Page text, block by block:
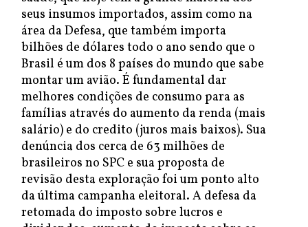
seus insumos importados, assim como na
área da Defesa, que também importa
bilhões de dólares todo o ano sendo que o
Brasil é um dos 8 países do mundo que sabe
montar um avião. É fundamental dar
melhores condições de consumo para as
famílias através do aumento da renda (mais
salário) e do credito (juros mais baixos). Sua
denúncia dos cerca de 63 milhões de
brasileiros no SPC e sua proposta de
revisão desta exploração foi um ponto alto
da última campanha eleitoral. A defesa da
retomada do imposto sobre lucros e